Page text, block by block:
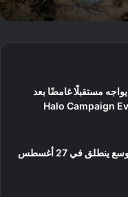
تقرير: ريميك Halo 2 يواجه مستقبلًا غامضًا بعد
استعراض GTA 6 الموسع ينطلق في 27 أغسطس